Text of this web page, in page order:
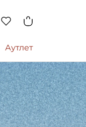
Аутлет